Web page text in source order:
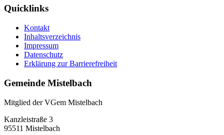
Quicklinks
Kontakt
Inhaltsverzeichnis
Impressum
Datenschutz
Erklärung zur Barrierefreiheit
Gemeinde Mistelbach
Mitglied der VGem Mistelbach
Kanzleistraße 3
95511 Mistelbach